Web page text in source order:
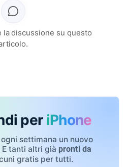
la discussione su questo
per iPhone
settimana un nuovo
tanti altri già pronti da
gratis per tutti.